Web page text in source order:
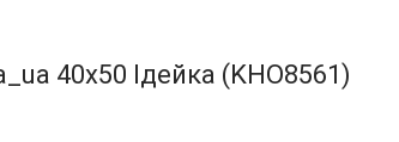
40х50 Ідейка (KHO8561)